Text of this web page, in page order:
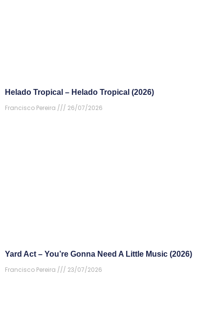
Helado Tropical – Helado Tropical (2026)
Francisco Pereira
26/07/2026
Yard Act – You’re Gonna Need A Little Music (2026)
Francisco Pereira
23/07/2026